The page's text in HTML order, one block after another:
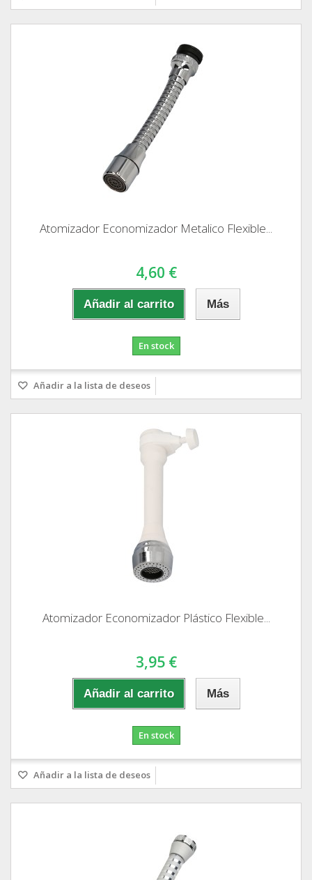
Atomizador Economizador Metalico Flexible...
4,60 €
Añadir al carrito Más
En stock
Añadir a la lista de deseos
Atomizador Economizador Plástico Flexible...
3,95 €
Añadir al carrito Más
En stock
Añadir a la lista de deseos